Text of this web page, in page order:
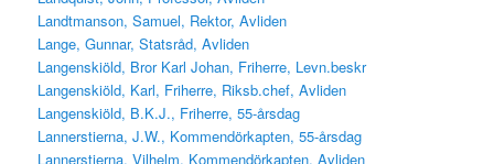
Landtmanson, Samuel, Rektor, Avliden
Lange, Gunnar, Statsråd, Avliden
Langenskiöld, Bror Karl Johan, Friherre, Levn.beskr
Langenskiöld, Karl, Friherre, Riksb.chef, Avliden
Langenskiöld, B.K.J., Friherre, 55-årsdag
Lannerstierna, J.W., Kommendörkapten, 55-årsdag
Lannerstierna, Vilhelm, Kommendörkapten, Avliden